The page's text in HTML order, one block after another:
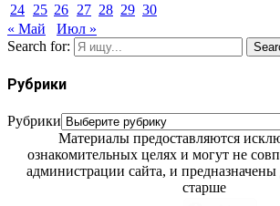
24 25 26 27 28 29 30
« Май
Июл »
Search for:
Рубрики
Рубрики
Материалы предоставляются
ознакомительных целях и могут не
администрации сайта, и
старше